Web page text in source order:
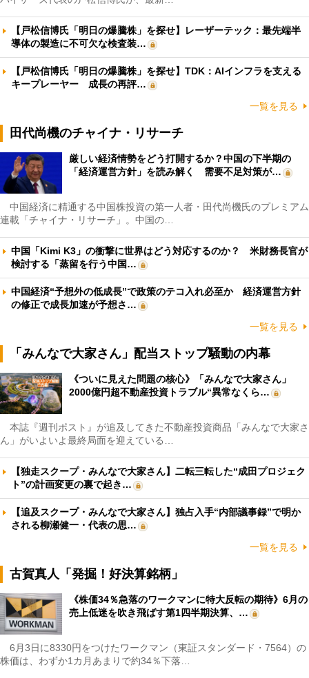
【戸松信博氏「明日の爆騰株」を探せ】レーザーテック：最先端半
導体の製造に不可欠な検査装…
【戸松信博氏「明日の爆騰株」を探せ】TDK：AIインフラを支える
キープレーヤー 成長の再評…
一覧を見る
田代尚機のチャイナ・リサーチ
厳しい経済情勢をどう打開するか？中国の下半期の
「経済運営方針」を読み解く 需要不足対策が…
中国経済に精通する中国株投資の第一人者・田代尚機氏のプレミアム
連載「チャイナ・リサーチ」。中国の…
中国「Kimi K3」の衝撃に世界はどう対応するのか？ 米財務長官が
検討する「蒸留を行う中国…
中国経済“予想外の低成長”で政策のテコ入れ必至か 経済運営方針
の修正で成長加速が予想さ…
一覧を見る
「みんなで大家さん」配当ストップ騒動の内幕
《ついに見えた問題の核心》「みんなで大家さん」
2000億円超不動産投資トラブル“異常なくら…
本誌『週刊ポスト』が追及してきた不動産投資商品「みんなで大家さ
ん」がいよいよ最終局面を迎えている…
【独走スクープ・みんなで大家さん】二転三転した“成田プロジェク
ト”の計画変更の裏で起き…
【追及スクープ・みんなで大家さん】独占入手“内部議事録”で明か
される柳瀬健一・代表の思…
一覧を見る
古賀真人「発掘！好決算銘柄」
《株価34％急落のワークマンに特大反転の期待》6月の
売上低迷を吹き飛ばす第1四半期決算、…
6月3日に8330円をつけたワークマン（東証スタンダード・7564）の
株価は、わずか1カ月あまりで約34％下落…